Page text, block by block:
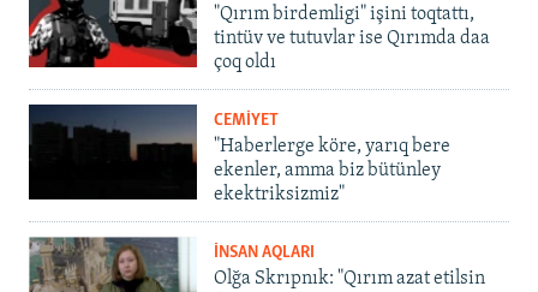
"Qırım birdemligi" işini toqtattı,
tintüv ve tutuvlar ise Qırımda daa
çoq oldı
CEMİYET
"Haberlerge köre, yarıq bere
ekenler, amma biz bütünley
ekektriksizmiz"
İNSAN AQLARI
Olğa Skrıpnık: "Qırım azat etilsin